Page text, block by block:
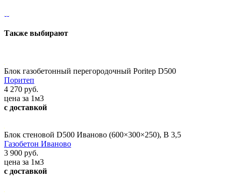
Также выбирают
Блок газобетонный перегородочный Poritep D500
Поритеп
4 270 руб.
цена за 1м3
с доставкой
Блок стеновой D500 Иваново (600×300×250), В 3,5
Газобетон Иваново
3 900 руб.
цена за 1м3
с доставкой